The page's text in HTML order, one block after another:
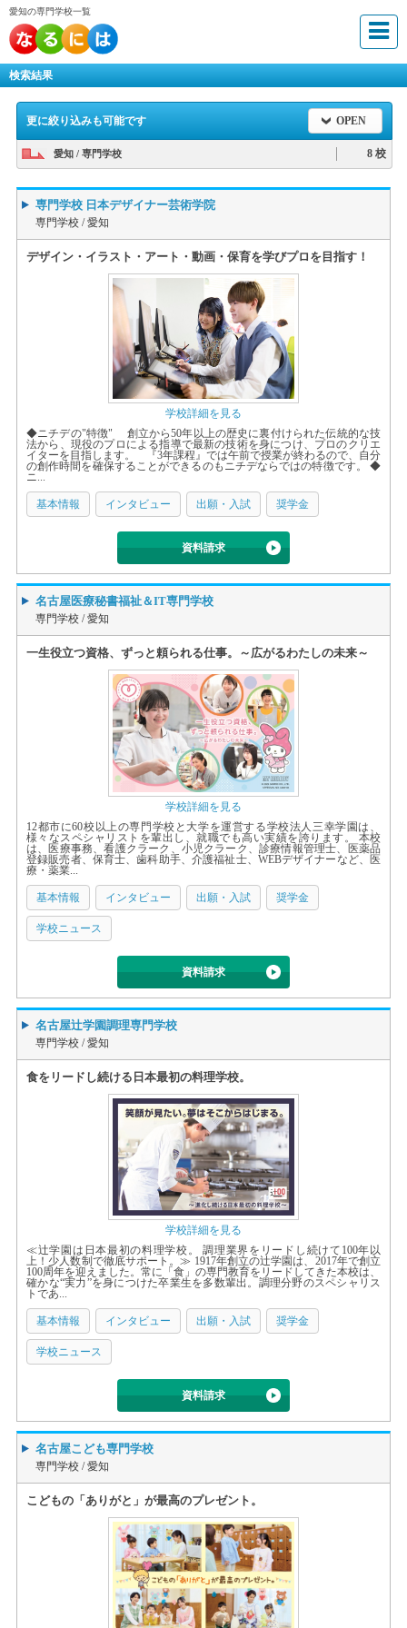
愛知の専門学校一覧
検索結果
更に絞り込みも可能です OPEN
愛知 / 専門学校 8 校
専門学校 日本デザイナー芸術学院
専門学校 /愛知
デザイン・イラスト・アート・動画・保育を学びプロを目指す！
学校詳細を見る
◆ニチデの"特徴" 創立から50年以上の歴史に裏付けられた伝統的な技
法から、現役のプロによる指導で最新の技術を身につけ、プロのクリエ
イターを目指します。 『3年課程』では午前で授業が終わるので、自分
の創作時間を確保することができるのもニチデならではの特徴です。 ◆
ニ...
基本情報 インタビュー 出願・入試 奨学金
資料請求
名古屋医療秘書福祉＆IT専門学校
専門学校 /愛知
一生役立つ資格、ずっと頼られる仕事。～広がるわたしの未来～
学校詳細を見る
12都市に60校以上の専門学校と大学を運営する学校法人三幸学園は、
様々なスペシャリストを輩出し、就職でも高い実績を誇ります。 本校
は、医療事務、看護クラーク、小児クラーク、診療情報管理士、医薬品
登録販売者、保育士、歯科助手、介護福祉士、WEBデザイナーなど、医
療・薬業...
基本情報 インタビュー 出願・入試 奨学金
学校ニュース
資料請求
名古屋辻学園調理専門学校
専門学校 /愛知
食をリードし続ける日本最初の料理学校。
学校詳細を見る
≪辻学園は日本最初の料理学校。 調理業界をリードし続けて100年以
上！少人数制で徹底サポート。≫ 1917年創立の辻学園は、2017年で創立
100周年を迎えました。常に「食」の専門教育をリードしてきた本校は、
確かな“実力”を身につけた卒業生を多数輩出。調理分野のスペシャリス
トであ...
基本情報 インタビュー 出願・入試 奨学金
学校ニュース
資料請求
名古屋こども専門学校
専門学校 /愛知
こどもの「ありがと」が最高のプレゼント。